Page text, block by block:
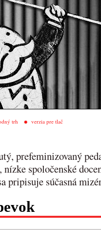
trh verzia pre tlač
prefeminizovaný
spoločenské
pripisuje súčasná